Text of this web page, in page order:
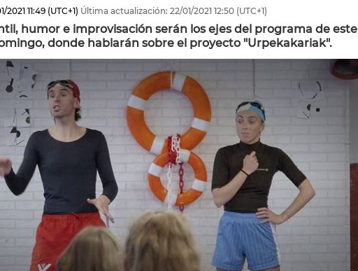
2021 11:49 (UTC+1) Última actualización: 22/01/2021 12:50 (UTC+1)
humor e improvisación serán los ejes del programa de este
donde hablarán sobre el proyecto "Urpekakariak".